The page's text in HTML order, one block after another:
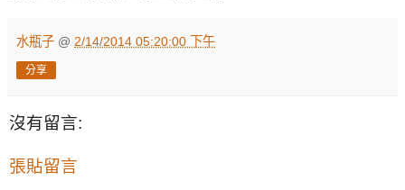
水瓶子 @ 2/14/2014 05:20:00 下午
分享
沒有留言:
張貼留言